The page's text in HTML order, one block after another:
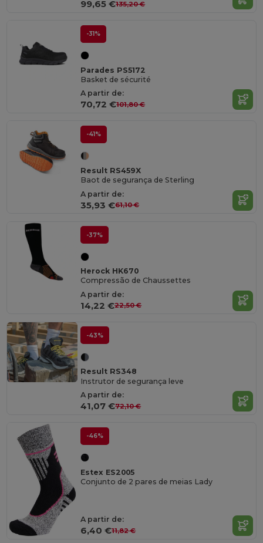
99,65 €135,20 €
-31%
Parades PS5172
Basket de sécurité
A partir de:
70,72 €101,80 €
-41%
Result RS459X
Baot de segurança de Sterling
A partir de:
35,93 €61,10 €
-37%
Herock HK670
Compressão de Chaussettes
A partir de:
14,22 €22,50 €
-43%
Result RS348
Instrutor de segurança leve
A partir de:
41,07 €72,10 €
-46%
Estex ES2005
Conjunto de 2 pares de meias Lady
A partir de:
6,40 €11,82 €